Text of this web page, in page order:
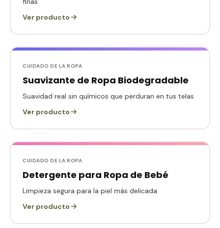
Ver producto
CUIDADO DE LA ROPA
Suavizante de Ropa Biodegradable
Suavidad real sin químicos que perduran en tus telas
Ver producto
CUIDADO DE LA ROPA
Detergente para Ropa de Bebé
Limpieza segura para la piel más delicada
Ver producto